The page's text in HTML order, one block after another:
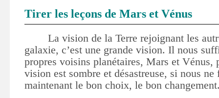
Tirer les leçons de Mars et Vénus
La vision de la Terre rejoignant les
galaxie, c’est une grande vision. Il nous
propres voisins planétaires, Mars et Vénus,
vision est sombre et désastreuse, si nous ne
maintenant le bon choix, le bon